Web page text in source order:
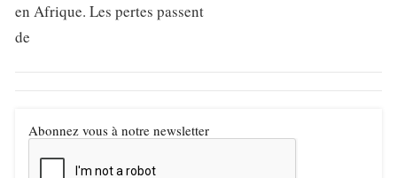
en Afrique. Les pertes passent
de
Abonnez vous à notre newsletter